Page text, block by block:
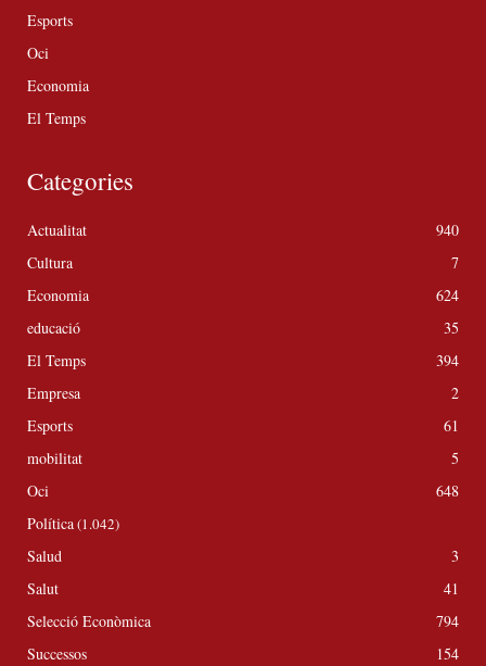
Esports
Oci
Economia
El Temps
Categories
Actualitat
940
Cultura
7
Economia
624
educació
35
El Temps
394
Empresa
2
Esports
61
mobilitat
5
Oci
648
Política(1.042)
Salud
3
Salut
41
Selecció Econòmica
794
Successos
154